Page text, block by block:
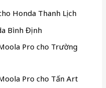
Honda Thanh Lịch
Bình Định
Pro cho Trường
Pro cho Tấn Art